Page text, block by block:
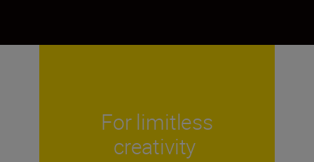
For limitless
creativity